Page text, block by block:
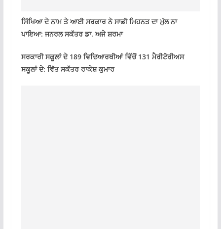
ਸਿੱਖਿਆ ਦੇ ਨਾਮ ਤੇ ਆਈ ਸਰਕਾਰ ਨੇ ਸਾਡੀ ਮਿਹਨਤ ਦਾ ਮੁੱਲ ਨਾ
ਪਾਇਆ: ਜਨਰਲ ਸਕੱਤਰ ਡਾ. ਅਜੇ ਸ਼ਰਮਾ
ਸਰਕਾਰੀ ਸਕੂਲਾਂ ਦੇ 189 ਵਿਦਿਆਰਥੀਆਂ ਵਿੱਚੋਂ 131 ਮੈਰੀਟੋਰੀਅਸ
ਸਕੂਲਾਂ ਦੇ: ਵਿੱਤ ਸਕੱਤਰ ਰਾਕੇਸ਼ ਕੁਮਾਰ